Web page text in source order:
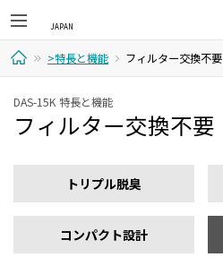
ー
ム
>特長と機能 フィルター交換不要
DAS-15K 特長と機能
フィルター交換不要
トリプル脱臭
コンパクト設計